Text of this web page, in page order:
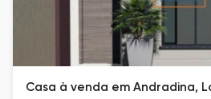
Casa à venda em Andradina,